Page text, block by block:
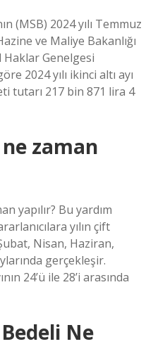
(MSB) 2024 yılı Temmuz
ve Maliye Bakanlığı
Haklar Genelgesi
2024 yılı ikinci altı ayı
tutarı 217 bin 871 lira 4
zaman
yapılır? Bu yardım
yılın çift
Nisan, Haziran,
gerçekleşir.
24’ü ile 28’i arasında
Ne